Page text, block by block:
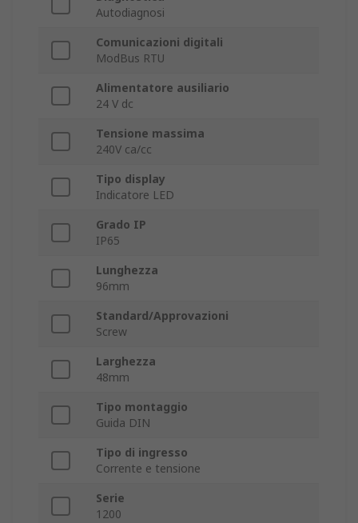
Autodiagnosi
Comunicazioni digitali
ModBus RTU
Alimentatore ausiliario
24 V dc
Tensione massima
240V ca/cc
Tipo display
Indicatore LED
Grado IP
IP65
Lunghezza
96mm
Standard/Approvazioni
Screw
Larghezza
48mm
Tipo montaggio
Guida DIN
Tipo di ingresso
Corrente e tensione
Serie
1200